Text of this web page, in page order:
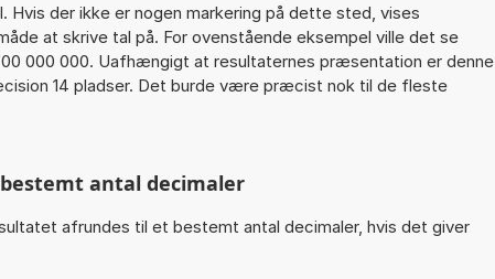
der ikke er nogen markering på dette sted, vises
at skrive tal på. For ovenstående eksempel ville det se
000 000. Uafhængigt at resultaternes præsentation er denne
14 pladser. Det burde være præcist nok til de fleste
antal decimaler
afrundes til et bestemt antal decimaler, hvis det giver